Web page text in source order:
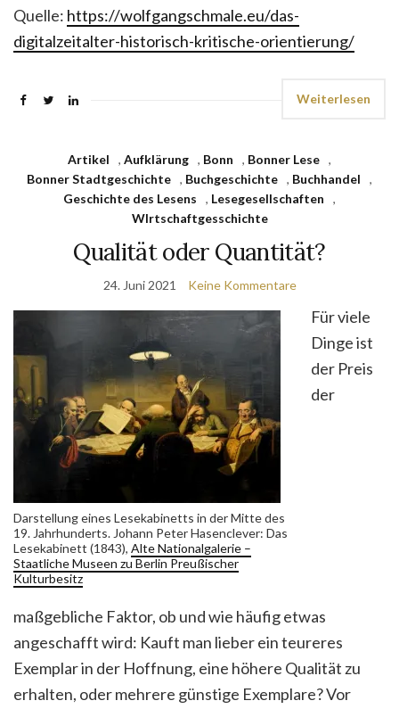
Quelle: https://wolfgangschmale.eu/das-
digitalzeitalter-historisch-kritische-orientierung/
Weiterlesen
Artikel , Aufklärung , Bonn , Bonner Lese ,
Bonner Stadtgeschichte , Buchgeschichte , Buchhandel
,
Geschichte des Lesens
, Lesegesellschaften
,
WIrtschaftgesschichte
Qualität oder Quantität?
24. Juni 2021 Keine Kommentare
Darstellung eines Lesekabinetts in der Mitte des
19. Jahrhunderts. Johann Peter Hasenclever: Das
Lesekabinett (1843), Alte Nationalgalerie –
Staatliche Museen zu Berlin Preußischer
Kulturbesitz
Für viele
Dinge ist
der Preis
der
maßgebliche Faktor, ob und wie häufig etwas
angeschafft wird: Kauft man lieber ein teureres
Exemplar in der Hoffnung, eine höhere Qualität zu
erhalten, oder mehrere günstige Exemplare? Vor